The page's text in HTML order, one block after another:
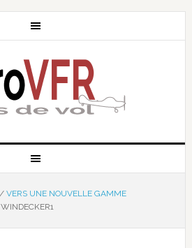
/ VERS UNE NOUVELLE GAMME